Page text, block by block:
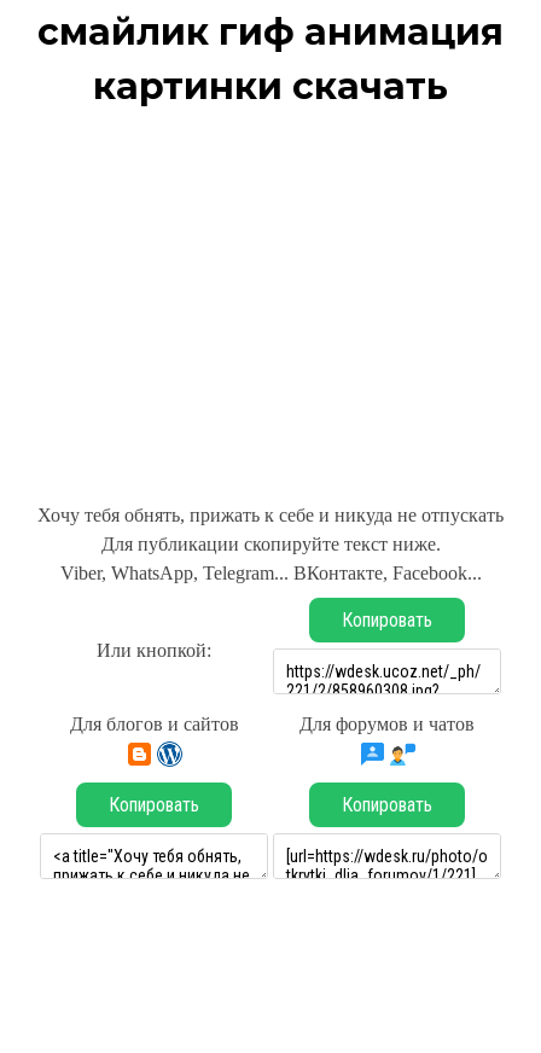
смайлик гиф анимация
картинки скачать
Хочу тебя обнять, прижать к себе и никуда не отпускать
Для публикации скопируйте текст ниже.
Viber, WhatsApp, Telegram... ВКонтакте, Facebook...
Или кнопкой:
Копировать
Для блогов и сайтов Для форумов и чатов
Копировать Копировать